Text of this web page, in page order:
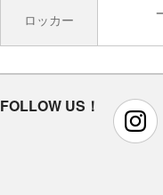
ロッカー
FOLLOW US！